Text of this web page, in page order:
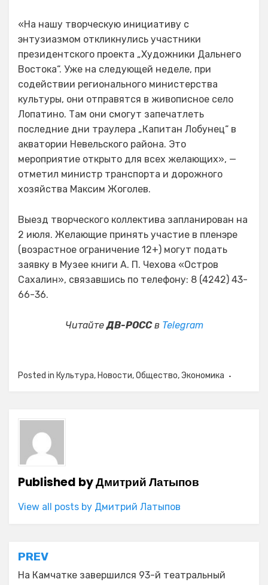
«На нашу творческую инициативу с
энтузиазмом откликнулись участники
президентского проекта „Художники Дальнего
Востока“. Уже на следующей неделе, при
содействии регионального министерства
культуры, они отправятся в живописное село
Лопатино. Там они смогут запечатлеть
последние дни траулера „Капитан Лобунец“ в
акватории Невельского района. Это
мероприятие открыто для всех желающих», —
отметил министр транспорта и дорожного
хозяйства Максим Жоголев.
Выезд творческого коллектива запланирован на
2 июля. Желающие принять участие в пленэре
(возрастное ограничение 12+) могут подать
заявку в Музее книги А. П. Чехова «Остров
Сахалин», связавшись по телефону: 8 (4242) 43-
66-36.
ЧитайтеДВ-РОССв Telegram
Posted in Культура, Новости,Общество,Экономика
Published byДмитрий Латыпов
View all posts by Дмитрий Латыпов
Навигация
по
PREV
На Камчатке завершился 93-й театральный